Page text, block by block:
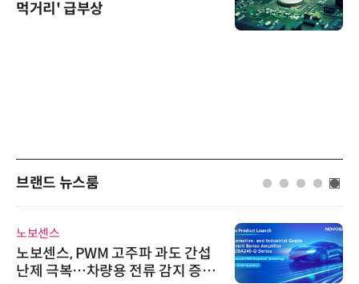
먹거리' 급부상
브랜드 뉴스룸
노보센스
노보센스, PWM 고주파 과도 간섭
난제 극복…차량용 전류 감지 증폭